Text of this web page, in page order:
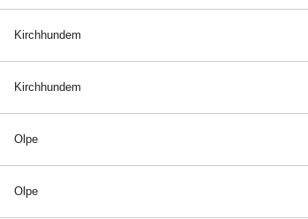
Kirchhundem
Kirchhundem
Olpe
Olpe